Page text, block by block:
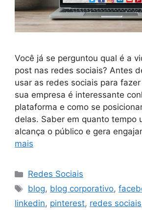
Você já se perguntou qual é a
post nas redes sociais? Antes
usar as redes sociais para
sua empresa é interessante
plataforma e como se
delas. Saber em quanto tempo
alcança o público e gera
mais
Categorias
Redes Sociais
Tags
blog, blog corporativo,
linkedin, pinterest, redes sociais